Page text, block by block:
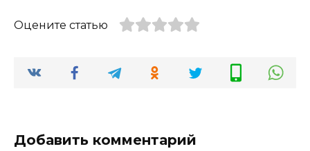
Оцените статью
Добавить комментарий